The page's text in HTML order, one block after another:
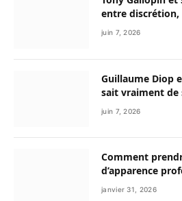
entre
nouvelle vie
juin 7, 2026
Guillaume Diop
sait vraiment de
de son parcours
juin 7, 2026
Comment
d’apparence
smartphone ?
janvier 31, 2026